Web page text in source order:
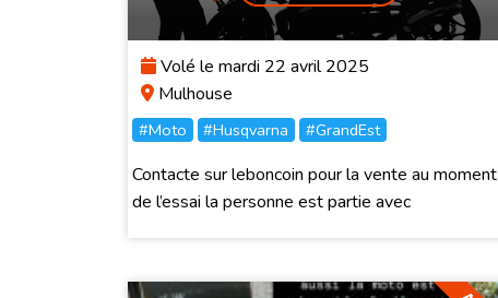
Volé le mardi 22 avril 2025
Mulhouse
#Moto #Husqvarna #GrandEst
Contacte sur leboncoin pour la vente au moment
de l’essai la personne est partie avec